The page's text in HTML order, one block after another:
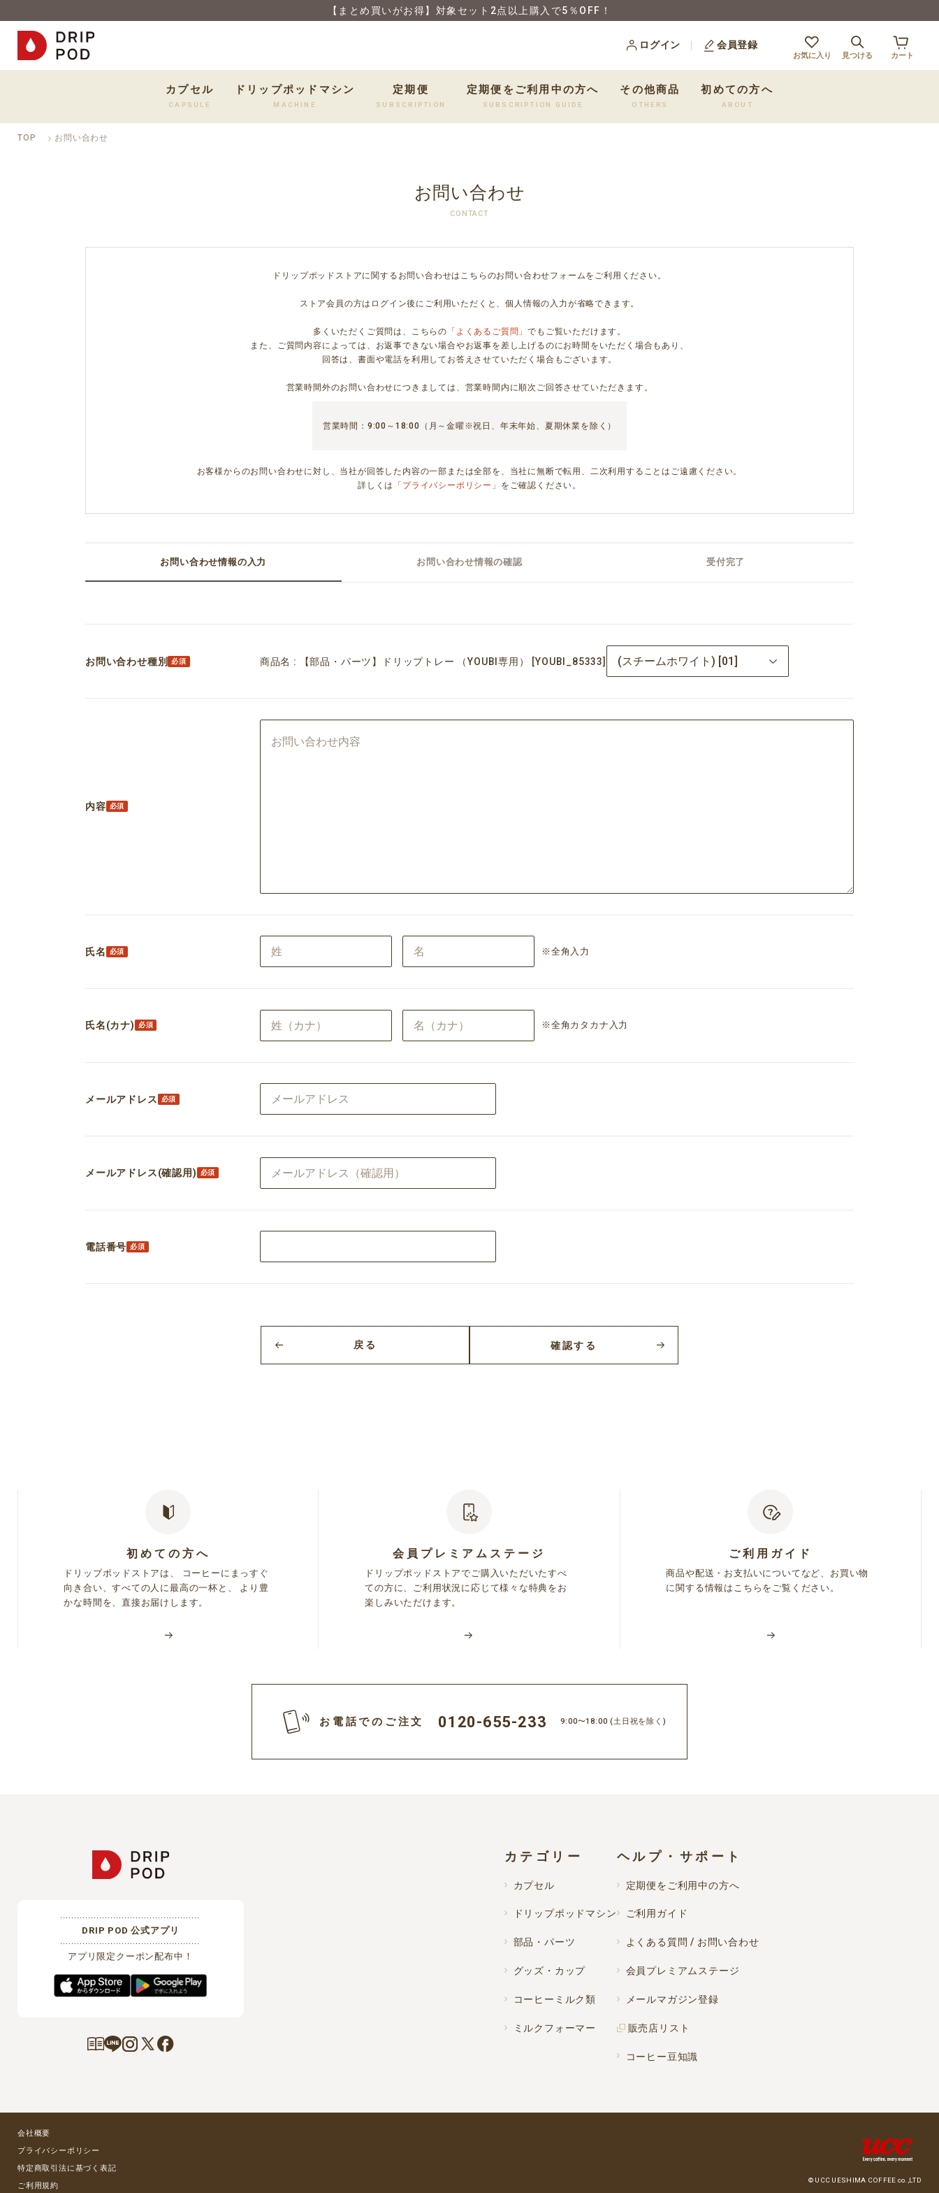
【まとめ買いがお得】対象セット2点以上購入で5％OFF！
ログイン 会員登録
お気に入り 見つける カート
カプセル
CAPSULE
ドリップポッドマシン
MACHINE
定期便
SUBSCRIPTION
定期便をご利用中の方へ
SUBSCRIPTION GUIDE
その他商品
OTHERS
初めての方へ
ABOUT
TOP お問い合わせ
お問い合わせ
CONTACT
ドリップポッドストアに関するお問い合わせはこちらのお問い合わせフォームをご利用ください。
ストア会員の方はログイン後にご利用いただくと、個人情報の入力が省略できます。
多くいただくご質問は、こちらの 「よくあるご質問」でもご覧いただけます。
また、ご質問内容によっては、お返事できない場合やお返事を差し上げるのにお時間をいただく場合もあり、
回答は、書面や電話を利用してお答えさせていただく場合もございます。
営業時間外のお問い合わせにつきましては、営業時間内に順次ご回答させていただきます。
営業時間：9:00～18:00（月～金曜※祝日、年末年始、夏期休業を除く）
お客様からのお問い合わせに対し、当社が回答した内容の一部または全部を、当社に無断で転用、二次利用することはご遠慮ください。
詳しくは
「プライバシーポリシー」 をご確認ください。
お問い合わせ情報の入力 お問い合わせ情報の確認 受付完了
お問い合わせ種別 商品名 : 【部品・パーツ】ドリップトレー （YOUBI専用） [YOUBI_85333]
内容
氏名 ※全角入力
氏名(カナ) ※全角カタカナ入力
メールアドレス
メールアドレス(確認用)
電話番号
確認する
戻る
初めての方へ
ドリップポッドストアは、 コーヒーにまっすぐ
向き合い、すべての人に最高の一杯と、 より豊
かな時間を、直接お届けします。
会員プレミアムステージ
ドリップポッドストアでご購入いただいたすべ
ての方に、ご利用状況に応じて様々な特典をお
楽しみいただけます。
ご利用ガイド
商品や配送・お支払いについてなど、お買い物
に関する情報はこちらをご覧ください。
お電話でのご注文 0120-655-233 9:00〜18:00(土日祝を除く)
DRIP POD 公式アプリ
アプリ限定クーポン配布中！
カテゴリー
カプセル
ドリップポッドマシン
部品・パーツ
グッズ・カップ
コーヒーミルク類
ミルクフォーマー
ヘルプ・サポート
定期便をご利用中の方へ
ご利用ガイド
よくある質問 / お問い合わせ
会員プレミアムステージ
メールマガジン登録
販売店リスト
コーヒー豆知識
会社概要
プライバシーポリシー
特定商取引法に基づく表記
ご利用規約
© UCC UESHIMA COFFEE co.,LTD